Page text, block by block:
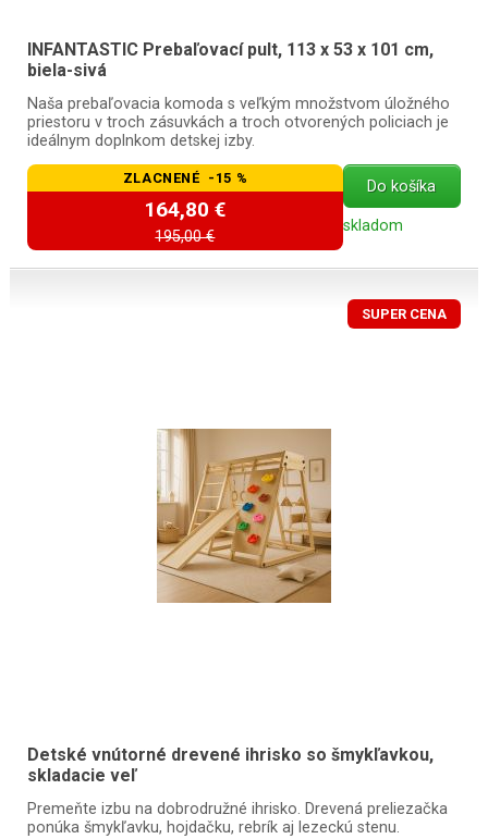
INFANTASTIC Prebaľovací pult, 113 x 53 x 101 cm,
biela-sivá
Naša prebaľovacia komoda s veľkým množstvom úložného
priestoru v troch zásuvkách a troch otvorených policiach je
ideálnym doplnkom detskej izby.
ZLACNENÉ -15 %
164,80 €
195,00 €
Do košíka
skladom
SUPER CENA
Detské vnútorné drevené ihrisko so šmykľavkou,
skladacie veľ
Premeňte izbu na dobrodružné ihrisko. Drevená preliezačka
ponúka šmykľavku, hojdačku, rebrík aj lezeckú stenu.